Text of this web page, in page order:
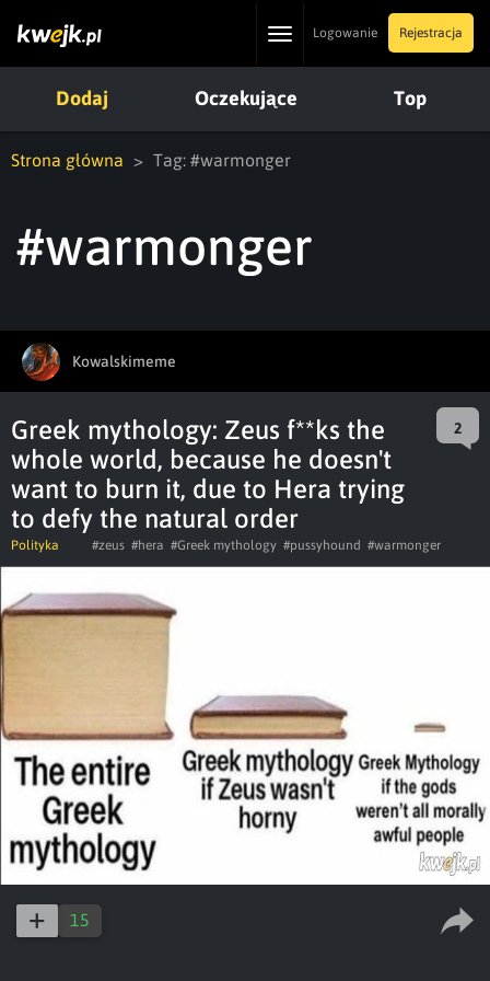
ToggleLogowanie Rejestracja
Dodaj Oczekujące Top
Strona główna Tag: #warmonger
#warmonger
Kowalskimeme
Greek mythology: Zeus f**ks the
whole world, because he doesn't
want to burn it, due to Hera trying
to defy the natural order
2
Polityka #zeus #hera #Greek mythology #pussyhound #warmonger
15